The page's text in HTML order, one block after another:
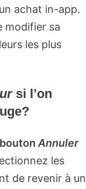
achat in-app.
modifier sa
les plus
si l’on
boutonAnnuler
les
de revenir à un